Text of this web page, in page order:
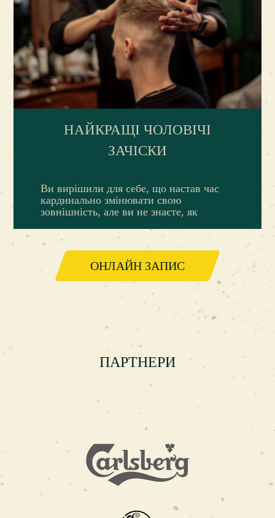
НАЙКРАЩІ ЧОЛОВІЧІ
ЗАЧІСКИ
Ви вирішили для себе, що настав час
кардинально змінювати свою
зовнішність, але ви не знаєте, як
ОНЛАЙН ЗАПИС
ПАРТНЕРИ